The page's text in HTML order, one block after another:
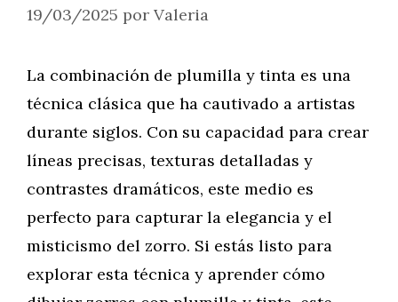
19/03/2025 por Valeria
La combinación de plumilla y tinta es una
técnica clásica que ha cautivado a artistas
durante siglos. Con su capacidad para crear
líneas precisas, texturas detalladas y
contrastes dramáticos, este medio es
perfecto para capturar la elegancia y el
misticismo del zorro. Si estás listo para
explorar esta técnica y aprender cómo